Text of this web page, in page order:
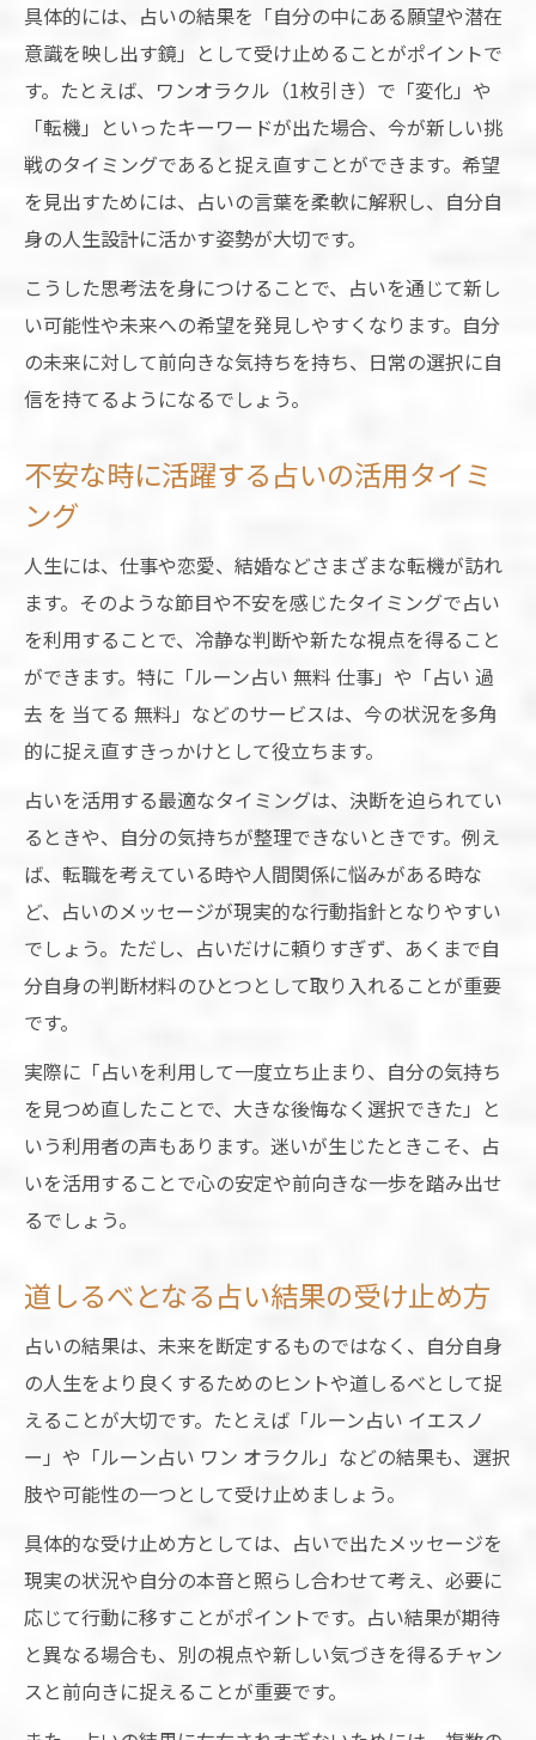
具体的には、占いの結果を「自分の中にある願望や潜在
意識を映し出す鏡」として受け止めることがポイントで
す。たとえば、ワンオラクル（1枚引き）で「変化」や
「転機」といったキーワードが出た場合、今が新しい挑
戦のタイミングであると捉え直すことができます。希望
を見出すためには、占いの言葉を柔軟に解釈し、自分自
身の人生設計に活かす姿勢が大切です。
こうした思考法を身につけることで、占いを通じて新し
い可能性や未来への希望を発見しやすくなります。自分
の未来に対して前向きな気持ちを持ち、日常の選択に自
信を持てるようになるでしょう。
不安な時に活躍する占いの活用タイミ
ング
人生には、仕事や恋愛、結婚などさまざまな転機が訪れ
ます。そのような節目や不安を感じたタイミングで占い
を利用することで、冷静な判断や新たな視点を得ること
ができます。特に「ルーン占い 無料 仕事」や「占い 過
去 を 当てる 無料」などのサービスは、今の状況を多角
的に捉え直すきっかけとして役立ちます。
占いを活用する最適なタイミングは、決断を迫られてい
るときや、自分の気持ちが整理できないときです。例え
ば、転職を考えている時や人間関係に悩みがある時な
ど、占いのメッセージが現実的な行動指針となりやすい
でしょう。ただし、占いだけに頼りすぎず、あくまで自
分自身の判断材料のひとつとして取り入れることが重要
です。
実際に「占いを利用して一度立ち止まり、自分の気持ち
を見つめ直したことで、大きな後悔なく選択できた」と
いう利用者の声もあります。迷いが生じたときこそ、占
いを活用することで心の安定や前向きな一歩を踏み出せ
るでしょう。
道しるべとなる占い結果の受け止め方
占いの結果は、未来を断定するものではなく、自分自身
の人生をより良くするためのヒントや道しるべとして捉
えることが大切です。たとえば「ルーン占い イエスノ
ー」や「ルーン占い ワン オラクル」などの結果も、選択
肢や可能性の一つとして受け止めましょう。
具体的な受け止め方としては、占いで出たメッセージを
現実の状況や自分の本音と照らし合わせて考え、必要に
応じて行動に移すことがポイントです。占い結果が期待
と異なる場合も、別の視点や新しい気づきを得るチャン
スと前向きに捉えることが重要です。